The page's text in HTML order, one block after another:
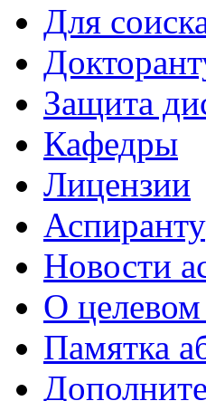
Для
Защита
Кафедры
Лицензии
Новости
О
Памятка